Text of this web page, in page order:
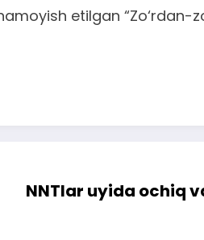
etilgan “Zo‘rdan-
NNTlar uyida ochiq